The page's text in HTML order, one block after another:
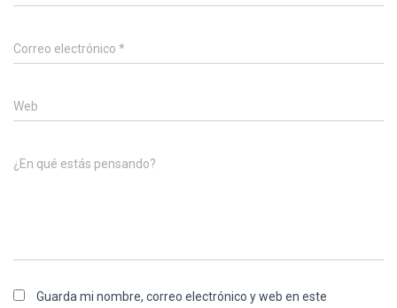
Correo electrónico *
Web
¿En qué estás pensando?
Guarda mi nombre, correo electrónico y web en este